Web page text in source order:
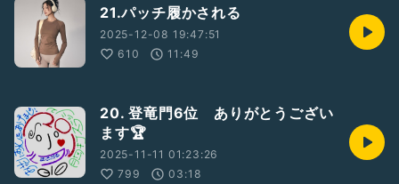
21.パッチ履かされる
2025-12-08 19:47:51
610
11:49
20. 登竜門6位 ありがとうござい
ます🏆
2025-11-11 01:23:26
799
03:18